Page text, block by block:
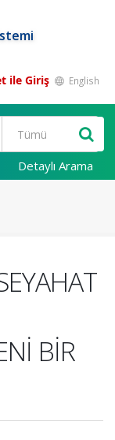
ile Giriş English
Detaylı Arama
BİR